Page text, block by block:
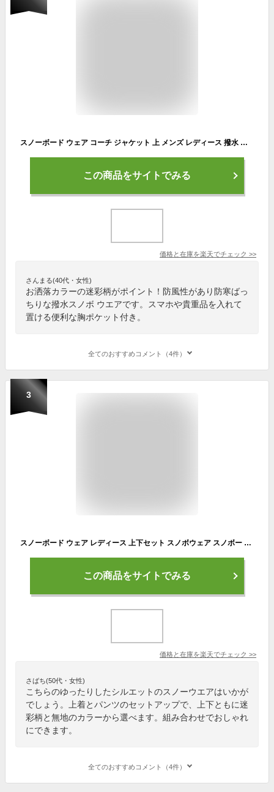
スノーボード ウェア コーチ ジャケット 上 メンズ レディース 撥水 パーカー スノボ ウエア 防水 防風 ロゴ バックプリント ACC エーシーシー SOLDIER 迷彩 緑
この商品をサイトでみる
価格と在庫を楽天でチェック >>
さんまる(40代・女性)
お洒落カラーの迷彩柄がポイント！防風性があり防寒ばっ
ちりな撥水スノボ ウエアです。スマホや貴重品を入れて
置ける便利な胸ポケット付き。
全てのおすすめコメント（4件）
3
スノーボード ウェア レディース 上下セット スノボウェア スノボー スキー ジャケット パンツ セットアップ MTU エムティーユー 全22色 黒 白 迷彩 3サイズ ユニセックス ジュニア 小さい 大きいサイズ XS/S/M/L/XL/XXL 2024-2025
この商品をサイトでみる
価格と在庫を楽天でチェック >>
さばち(50代・女性)
こちらのゆったりしたシルエットのスノーウエアはいかが
でしょう。上着とパンツのセットアップで、上下ともに迷
彩柄と無地のカラーから選べます。組み合わせでおしゃれ
にできます。
全てのおすすめコメント（4件）